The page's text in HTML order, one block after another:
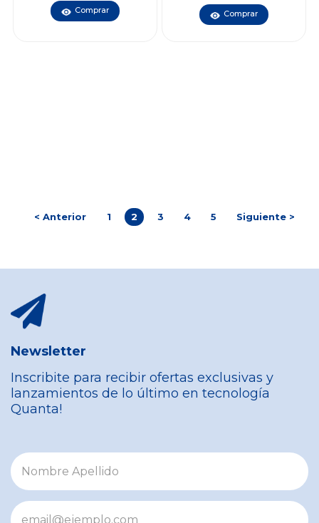
Comprar Comprar
< Anterior 1 2 3 4 5 Siguiente >
Newsletter
Inscribite para recibir ofertas exclusivas y
lanzamientos de lo último en tecnología
Quanta!